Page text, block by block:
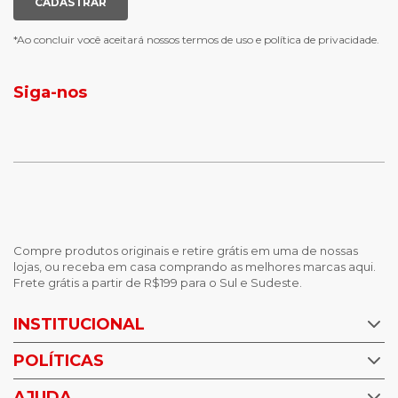
calças femininas
*Ao concluir você aceitará nossos termos de uso e política de privacidade.
Siga-nos
Compre produtos originais e retire grátis em uma de nossas
lojas, ou receba em casa comprando as melhores marcas aqui.
Frete grátis a partir de R$199 para o Sul e Sudeste.
INSTITUCIONAL
Nossas Lojas
Trabalhe Conosco
POLÍTICAS